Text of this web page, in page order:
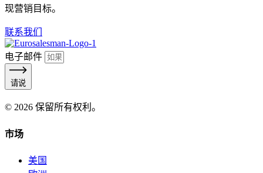
现营销目标。
联系我们
电子邮件
请说
© 2026 保留所有权利。
市场
美国